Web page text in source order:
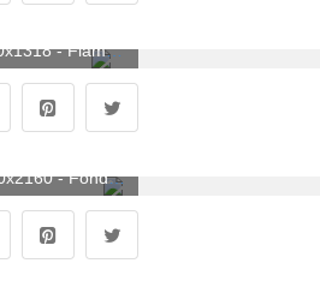
1100x1318 - Flamencos tropicales • Mezcla intrépida de la selva de flamencos rosados • Milton y King. Fondo para móvil tropicales.
3840x2160 - Fondo de pantalla playa tropical, 5k, fondo de pantalla 4k, 8k, paraíso, palmeras, mar. Imágen 4K Ultra HD tropicales.